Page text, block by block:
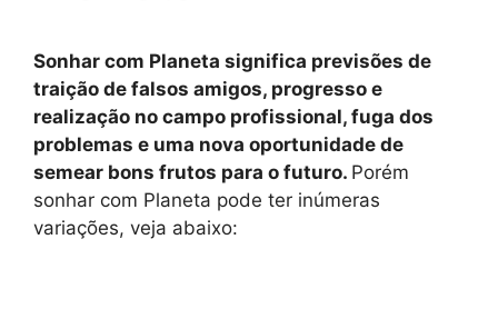
Sonhar com Planeta significa previsões de
traição de falsos amigos, progresso e
realização no campo profissional, fuga dos
problemas e uma nova oportunidade de
semear bons frutos para o futuro. Porém
sonhar com Planeta pode ter inúmeras
variações, veja abaixo: